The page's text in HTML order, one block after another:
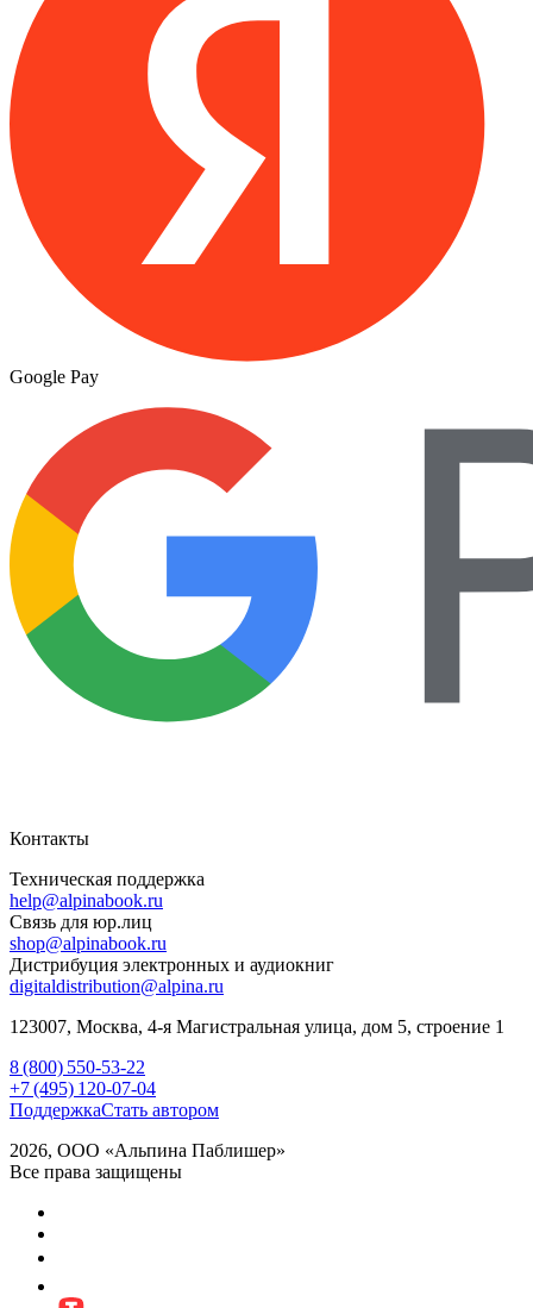
Google Pay
Контакты
Техническая поддержка
help@alpinabook.ru
Связь для юр.лиц
shop@alpinabook.ru
Дистрибуция электронных и аудиокниг
digitaldistribution@alpina.ru
123007, Москва, 4-я Магистральная улица, дом 5, строение 1
8 (800) 550-53-22
+7 (495) 120-07-04
ПоддержкаСтать автором
2026, ООО «Альпина Паблишер»
Все права защищены